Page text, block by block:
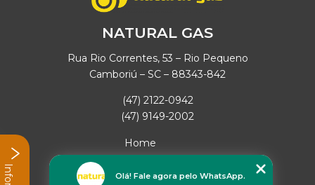
NATURAL GAS
Rua Rio Correntes, 53 – Rio Pequeno
Camboriú – SC – 88343-842
(47) 2122-0942
(47) 9149-2002
Home
Empresa
Missão
Olá! Fale agora pelo WhatsApp.